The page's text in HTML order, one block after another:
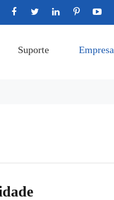
Suporte Empresa